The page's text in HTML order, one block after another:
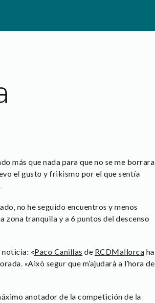
más que nada para que no se me borrara
el gusto y frikismo por el que sentía
no he seguido encuentros y menos
zona tranquila y a 6 puntos del descenso
noticia: «Paco Canillas de RCDMallorca ha
«Això segur que m’ajudarà a l’hora de
anotador de la competición de la